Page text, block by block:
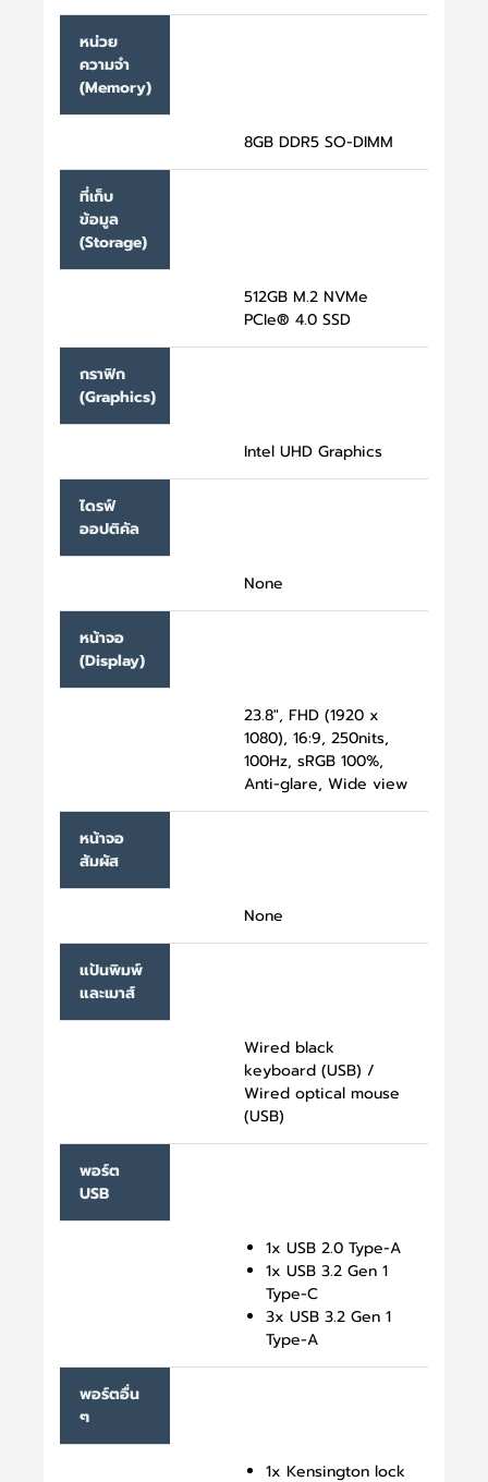
หน่วย
ความจำ
(Memory)
8GB DDR5 SO-DIMM
ที่เก็บ
ข้อมูล
(Storage)
512GB M.2 NVMe
PCIe® 4.0 SSD
กราฟิก
(Graphics)
Intel UHD Graphics
ไดรฟ์
ออปติคัล
None
หน้าจอ
(Display)
23.8", FHD (1920 x
1080), 16:9, 250nits,
100Hz, sRGB 100%,
Anti-glare, Wide view
หน้าจอ
สัมผัส
None
แป้นพิมพ์
และเมาส์
Wired black
keyboard (USB) /
Wired optical mouse
(USB)
พอร์ต
USB
1x USB 2.0 Type-A
1x USB 3.2 Gen 1
Type-C
3x USB 3.2 Gen 1
Type-A
พอร์ตอื่น
ๆ
1x Kensington lock